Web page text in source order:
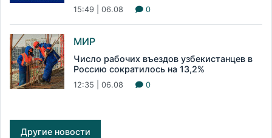
15:49 | 06.08 0
МИР
Число рабочих въездов узбекистанцев в
Россию сократилось на 13,2%
12:35 | 06.08 0
Другие новости